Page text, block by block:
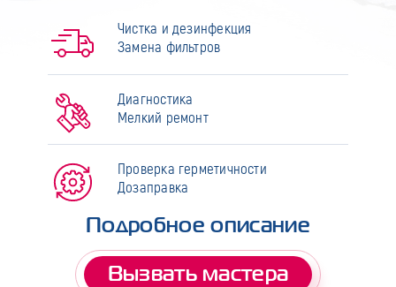
Чистка и дезинфекция
Замена фильтров
Диагностика
Мелкий ремонт
Проверка герметичности
Дозаправка
Подробное описание
Вызвать мастера